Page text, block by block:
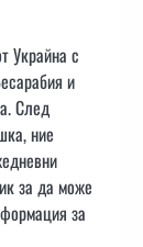
Украйна с
и
След
ние
за да може
за